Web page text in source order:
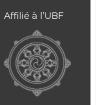
Affilié à l’UBF